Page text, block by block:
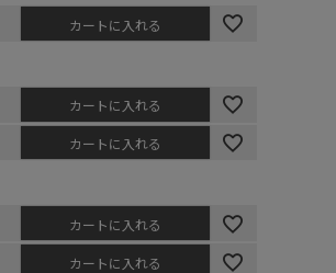
カートに入れる
カートに入れる
カートに入れる
カートに入れる
カートに入れる